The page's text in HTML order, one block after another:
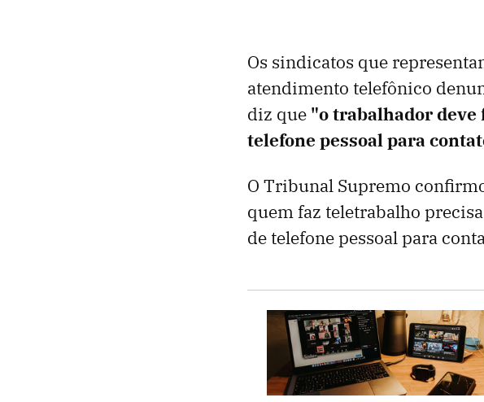
Os sindicatos que
atendimento telefônico
diz que "o trabalhador deve
telefone pessoal para
O Tribunal Supremo
quem faz teletrabalho
de telefone pessoal para